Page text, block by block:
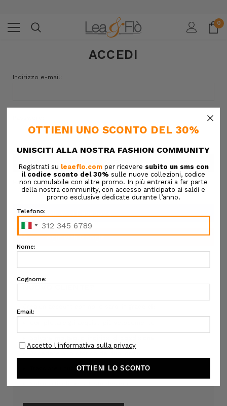
0
ACCEDI
Indirizzo e-mail:
Hai dimenticato la password?
NUOVO CLIENTE?
Tracciare i nuovi ordini
×